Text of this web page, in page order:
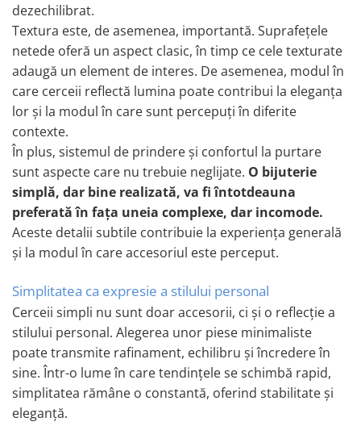
dezechilibrat.
Textura este, de asemenea, importantă. Suprafețele
netede oferă un aspect clasic, în timp ce cele texturate
adaugă un element de interes. De asemenea, modul în
care cerceii reflectă lumina poate contribui la eleganța
lor și la modul în care sunt percepuți în diferite
contexte.
În plus, sistemul de prindere și confortul la purtare
sunt aspecte care nu trebuie neglijate. O bijuterie
simplă, dar bine realizată, va fi întotdeauna
preferată în fața uneia complexe, dar incomode.
Aceste detalii subtile contribuie la experiența generală
și la modul în care accesoriul este perceput.
Simplitatea ca expresie a stilului personal
Cerceii simpli nu sunt doar accesorii, ci și o reflecție a
stilului personal. Alegerea unor piese minimaliste
poate transmite rafinament, echilibru și încredere în
sine. Într-o lume în care tendințele se schimbă rapid,
simplitatea rămâne o constantă, oferind stabilitate și
eleganță.